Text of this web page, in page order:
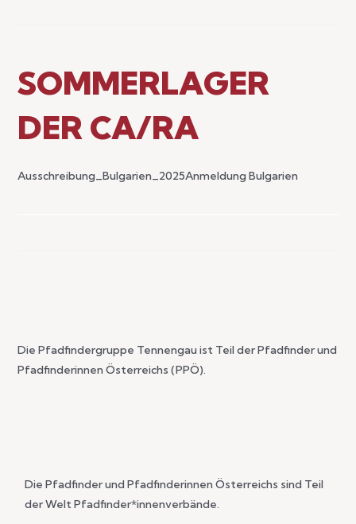
SOMMERLAGER
DER CA/RA
Ausschreibung_Bulgarien_2025Anmeldung Bulgarien
Die Pfadfindergruppe Tennengau ist Teil der Pfadfinder und
Pfadfinderinnen Österreichs (PPÖ).
Die Pfadfinder und Pfadfinderinnen Österreichs sind Teil
der Welt Pfadfinder*innenverbände.